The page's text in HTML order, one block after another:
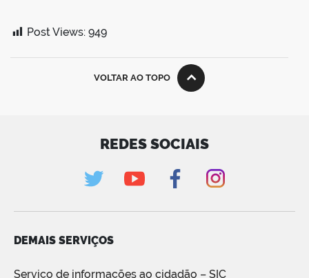
Post Views: 949
VOLTAR AO TOPO
REDES SOCIAIS
DEMAIS SERVIÇOS
Serviço de informações ao cidadão – SIC